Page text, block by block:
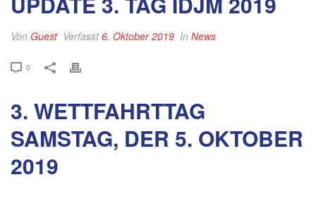
Von Guest Verfasst6. Oktober 2019 In News
0
3. WETTFAHRTTAG
SAMSTAG, DER 5. OKTOBER
2019